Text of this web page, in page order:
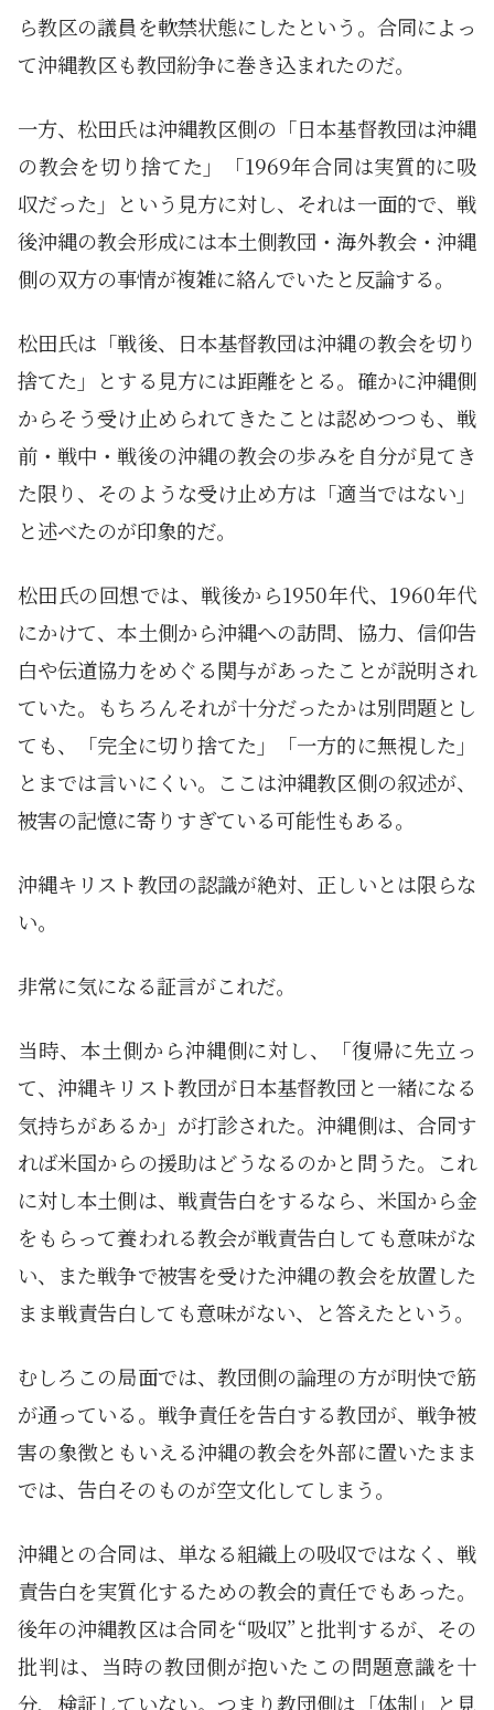
ら教区の議員を軟禁状態にしたという。合同によっ
て沖縄教区も教団紛争に巻き込まれたのだ。
一方、松田氏は沖縄教区側の「日本基督教団は沖縄
の教会を切り捨てた」「1969年合同は実質的に吸
収だった」という見方に対し、それは一面的で、戦
後沖縄の教会形成には本土側教団・海外教会・沖縄
側の双方の事情が複雑に絡んでいたと反論する。
松田氏は「戦後、日本基督教団は沖縄の教会を切り
捨てた」とする見方には距離をとる。確かに沖縄側
からそう受け止められてきたことは認めつつも、戦
前・戦中・戦後の沖縄の教会の歩みを自分が見てき
た限り、そのような受け止め方は「適当ではない」
と述べたのが印象的だ。
松田氏の回想では、戦後から1950年代、1960年代
にかけて、本土側から沖縄への訪問、協力、信仰告
白や伝道協力をめぐる関与があったことが説明され
ていた。もちろんそれが十分だったかは別問題とし
ても、「完全に切り捨てた」「一方的に無視した」
とまでは言いにくい。ここは沖縄教区側の叙述が、
被害の記憶に寄りすぎている可能性もある。
沖縄キリスト教団の認識が絶対、正しいとは限らな
い。
非常に気になる証言がこれだ。
当時、本土側から沖縄側に対し、「復帰に先立っ
て、沖縄キリスト教団が日本基督教団と一緒になる
気持ちがあるか」が打診された。沖縄側は、合同す
れば米国からの援助はどうなるのかと問うた。これ
に対し本土側は、戦責告白をするなら、米国から金
をもらって養われる教会が戦責告白しても意味がな
い、また戦争で被害を受けた沖縄の教会を放置した
まま戦責告白しても意味がない、と答えたという。
むしろこの局面では、教団側の論理の方が明快で筋
が通っている。戦争責任を告白する教団が、戦争被
害の象徴ともいえる沖縄の教会を外部に置いたまま
では、告白そのものが空文化してしまう。
沖縄との合同は、単なる組織上の吸収ではなく、戦
責告白を実質化するための教会的責任でもあった。
後年の沖縄教区は合同を“吸収”と批判するが、その
批判は、当時の教団側が抱いたこの問題意識を十
分、検証していない。つまり教団側は「体制」と見